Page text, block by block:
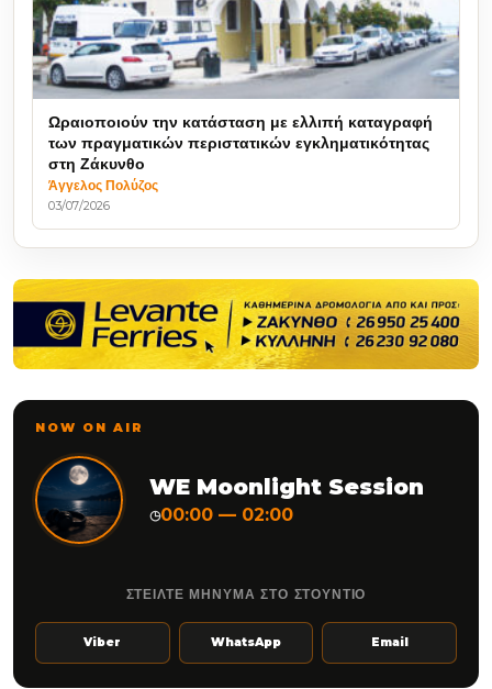
Ωραιοποιούν την κατάσταση με ελλιπή καταγραφή
των πραγματικών περιστατικών εγκληματικότητας
στη Ζάκυνθο
Άγγελος Πολύζος
03/07/2026
NOW ON AIR
WE Moonlight Session
◷00:00 — 02:00
ΣΤΕΙΛΤΕ ΜΗΝΥΜΑ ΣΤΟ ΣΤΟΥΝΤΙΟ
Viber WhatsApp Email